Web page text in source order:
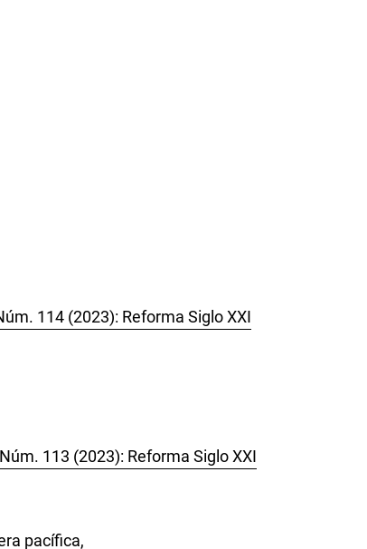
114 (2023): Reforma Siglo XXI
113 (2023): Reforma Siglo XXI
pacífica,